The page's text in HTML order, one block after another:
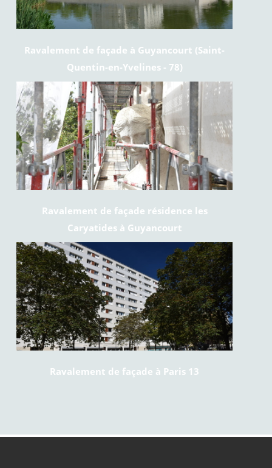
Ravalement de façade à Guyancourt (Saint-
Quentin-en-Yvelines - 78)
Ravalement de façade résidence les
Caryatides à Guyancourt
Ravalement de façade à Paris 13